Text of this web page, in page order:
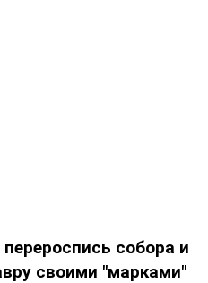
собора и
своими "марками"